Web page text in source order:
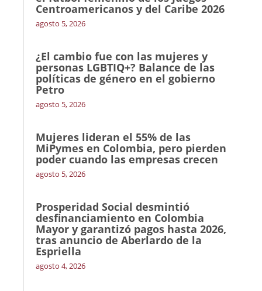
Centroamericanos y del Caribe 2026
agosto 5, 2026
¿El cambio fue con las mujeres y
personas LGBTIQ+? Balance de las
políticas de género en el gobierno
Petro
agosto 5, 2026
Mujeres lideran el 55% de las
MiPymes en Colombia, pero pierden
poder cuando las empresas crecen
agosto 5, 2026
Prosperidad Social desmintió
desfinanciamiento en Colombia
Mayor y garantizó pagos hasta 2026,
tras anuncio de Aberlardo de la
Espriella
agosto 4, 2026